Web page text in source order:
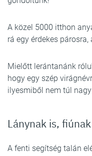
A közel 5000 itthon
rá egy érdekes
Mielőtt lerántanánk
hogy egy szép
ilyesmiből nem túl
Lánynak is,
A fenti segítség talán